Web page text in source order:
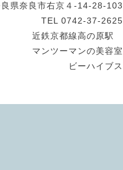
県奈良市右京４-14-28-103
TEL 0742-37-2625
近鉄京都線高の原駅
マンツーマンの美容室
ビーハイブス